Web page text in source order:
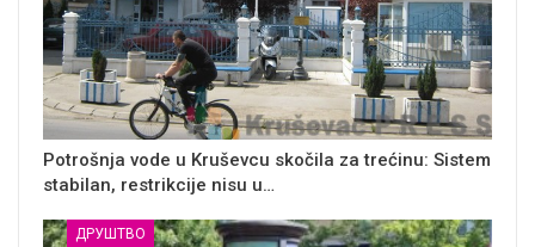
Potrošnja vode u Kruševcu skočila za trećinu: Sistem
stabilan, restrikcije nisu u…
ДРУШТВО